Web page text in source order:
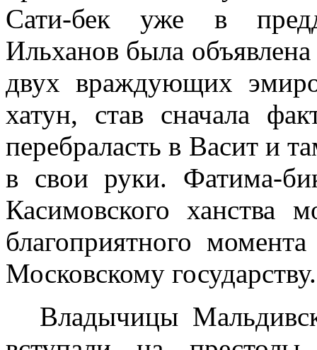
Сати-бек уже в
Ильханов была
двух враждующих
хатун, став сначала
перебраласть в Васит и
в свои руки. Фатима-
Касимовского ханства
благоприятного
Московскому государству.
Владычицы